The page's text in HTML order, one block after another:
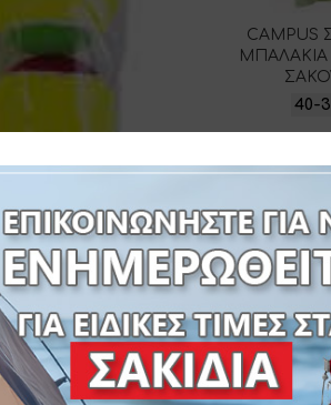
ΣΕΤ 3 ΤΜΧ.
ΤΕΝΝΙΣ ΣΕ
CAMPUS
ΜΠΑΛΑΚΙΑ
40-